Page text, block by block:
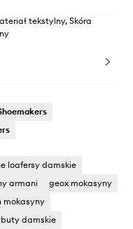
tekstylny, Skóra
loafersy damskie
armani
geox mokasyny
mokasyny
damskie